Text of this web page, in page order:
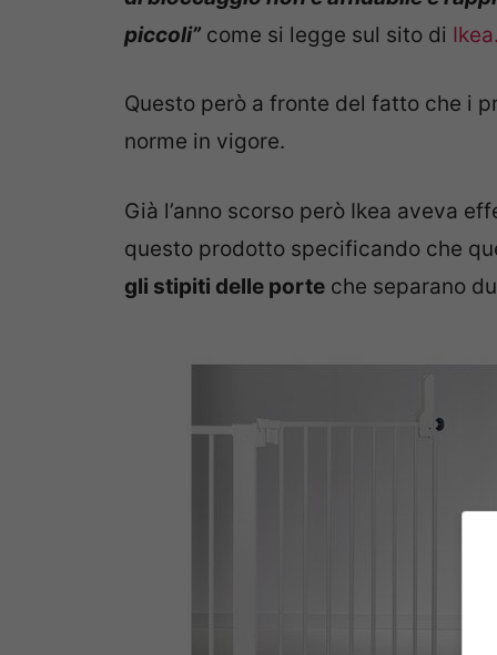
piccoli” come si legge sul sito di Ikea.
Questo però a fronte del fatto che i
norme in vigore.
Già l’anno scorso però Ikea aveva
questo prodotto specificando che
gli stipiti delle porte che separano